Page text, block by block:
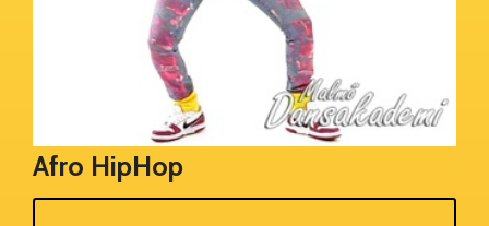
Afro HipHop